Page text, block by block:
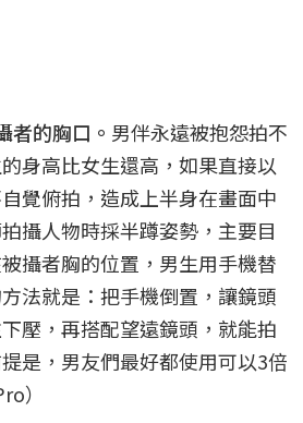
者的胸口。 男伴永遠被抱怨拍不
身高比女生還高，如果直接以
覺俯拍，造成上半身在畫面中
攝人物時採半蹲姿勢，主要目
攝者胸的位置，男生用手機替
法就是：把手機倒置，讓鏡頭
壓，再搭配望遠鏡頭，就能拍
是，男友們最好都使用可以3倍
）